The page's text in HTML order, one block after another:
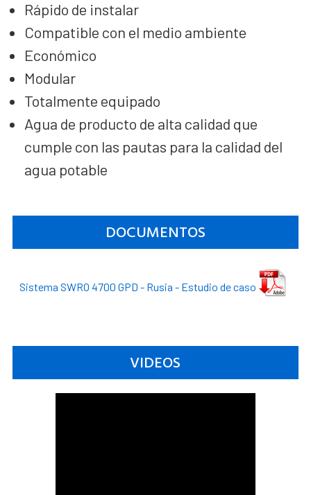
Rápido de instalar
Compatible con el medio ambiente
Económico
Modular
Totalmente equipado
Agua de producto de alta calidad que
cumple con las pautas para la calidad del
agua potable
DOCUMENTOS
Sistema SWRO 4700 GPD - Rusia - Estudio de caso
VIDEOS